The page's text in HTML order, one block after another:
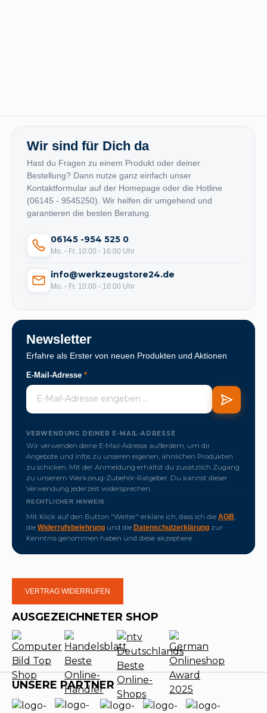
Wir sind für Dich da
Hast du Fragen zu einem Produkt oder deiner
Bestellung? Dann nutze ganz einfach unser
Kontaktformular auf der Homepage oder die Hotline
(06145 - 9545250). Wir helfen dir umgehend und
garantieren die besten Beratung.
06145 -954 525 0
Mo. - Fr. 10:00 - 16:00 Uhr
info@werkzeugstore24.de
Mo. - Fr. 10:00 - 16:00 Uhr
Newsletter
Erfahre als Erster von neuen Produkten und Aktionen
E-Mail-Adresse *
VERWENDUNG DEINER E-MAIL-ADRESSE
Wir verwenden deine E-Mail-Adresse außerdem, um dir
Angebote und Infos zu unseren eigenen, ähnlichen Produkten
zu schicken. Mit der Anmeldung erhältst du zusätzlich Zugang
zu unserem Werkzeug-Zubehör-Ratgeber. Du kannst dieser
Verwendung jederzeit widersprechen.
RECHTLICHER HINWEIS
Mit Klick auf den Button "Weiter" erkläre ich, dass ich die AGB
die Widerrufsbelehrung und die Datenschutzerklärung zur
Kenntnis genommen haben und diese akzeptiere.
VERTRAG WIDERRUFEN
AUSGEZEICHNETER SHOP
UNSERE PARTNER